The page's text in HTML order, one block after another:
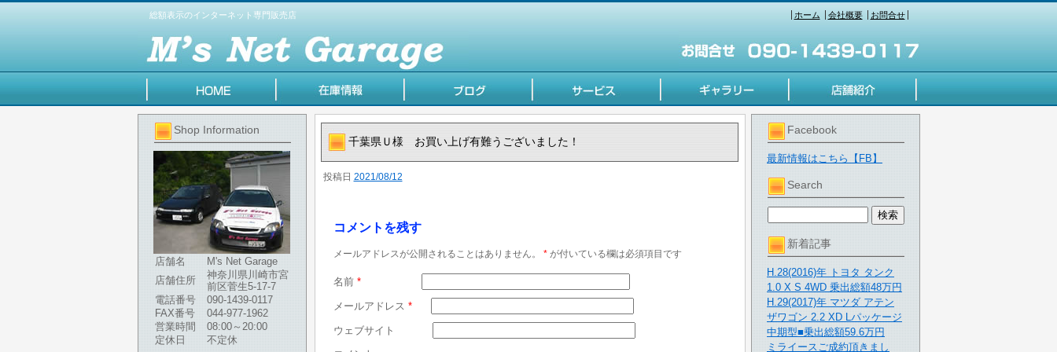
総額表示のインターネット専門販売店 ホーム 会社概要 お問合せ
Shop Information
店舗名
M's Net Garage
店舗住所
神奈川県川崎市宮
前区菅生5-17-7
電話番号
090-1439-0117
FAX番号
044-977-1962
営業時間
08:00～20:00
定休日
不定休
Facebook
最新情報はこちら【FB】
Search
新着記事
H.28(2016)年 トヨタ タンク
1.0 X S 4WD 乗出総額48万円
H.29(2017)年 マツダ アテン
ザワゴン 2.2 XD Lパッケージ
中期型■乗出総額59.6万円
ミライースご成約頂きまし
千葉県Ｕ様 お買い上げ有難うございました！
投稿日 2021/08/12
コメントを残す
メールアドレスが公開されることはありません。 *が付いている欄は必須項目です
名前 *
メールアドレス *
ウェブサイト